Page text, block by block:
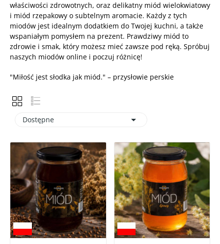
właściwości zdrowotnych, oraz delikatny miód wielokwiatowy
i miód rzepakowy o subtelnym aromacie. Każdy z tych
miodów jest idealnym dodatkiem do Twojej kuchni, a także
wspaniałym pomysłem na prezent. Prawdziwy miód to
zdrowie i smak, który możesz mieć zawsze pod ręką. Spróbuj
naszych miodów online i poczuj różnicę!
"Miłość jest słodka jak miód." – przysłowie perskie
Dostępne 